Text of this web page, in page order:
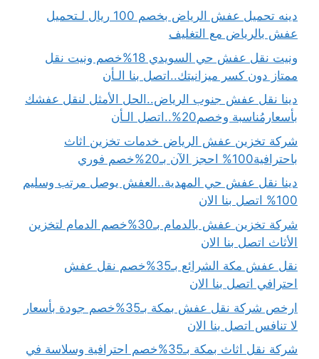
دينه تحميل عفش الرياض بخصم 100 ريال لـتحميل
عفش بالرياض مع التغليف
ونيت نقل عفش حي السويدي 18%خصم ونيت نقل
ممتاز دون كسر ميزانيتك..اتصل بنا الـأن
دينا نقل عفش جنوب الرياض..الحل الأمثل لنقل عفشك
بأسعارمُناسبة وخصم20%..اتصل الـأن
شركة تخزين عفش الرياض خدمات تخزين اثاث
باحترافية100% احجز الآن بـ20%خصم فوري
دينا نقل عفش حي المهدية..العفش يوصل مرتب وسليم
100% اتصل بنا الان
شركة تخزين عفش بالدمام بـ30%خصم الدمام لتخزين
الأثاث اتصل بنا الان
نقل عفش مكة الشرائع بـ35%خصم نقل عفش
احترافي اتصل بنا الان
ارخص شركة نقل عفش بمكة بـ35%خصم جودة بأسعار
لا تنافس اتصل بنا الان
شركة نقل اثاث بمكة بـ35%خصم احترافية وسلاسة في